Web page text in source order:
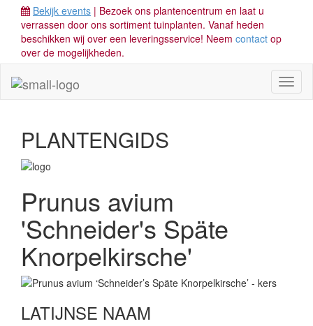
Bekijk events | Bezoek ons plantencentrum en laat u
verrassen door ons sortiment tuinplanten. Vanaf heden
beschikken wij over een leveringsservice! Neem contact op
over de mogelijkheden.
PLANTENGIDS
Prunus avium
'Schneider's Späte
Knorpelkirsche'
LATIJNSE NAAM